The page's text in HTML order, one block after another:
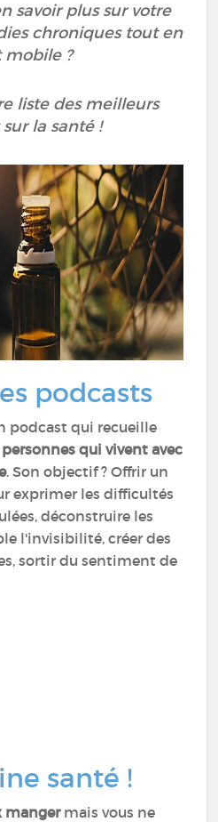
savoir plus sur votre
chroniques tout en
mobile ?
liste des meilleurs
la santé !
podcasts
podcast qui recueille
qui vivent avec
. Son objectif ? Offrir un
exprimer les difficultés
déconstruire les
l'invisibilité, créer des
sortir du sentiment de
santé !
mangermais vous ne